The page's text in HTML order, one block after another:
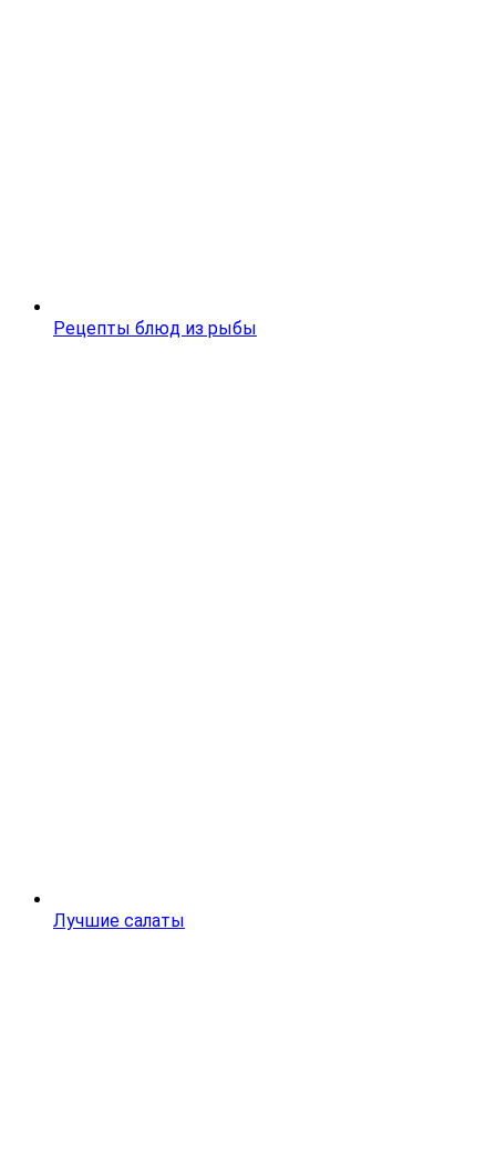
Рецепты блюд из рыбы
Лучшие салаты